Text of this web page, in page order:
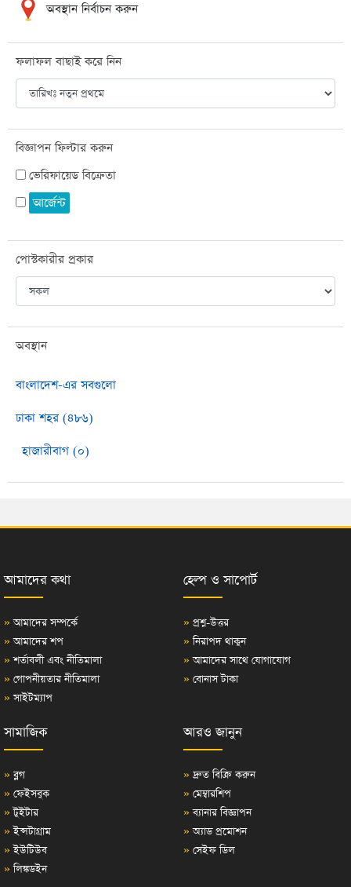
অবস্থান নির্বাচন করুন
ফলাফল বাছাই করে নিন
বিজ্ঞাপন ফিল্টার করুন
ভেরিফায়েড বিক্রেতা
আর্জেন্ট
পোস্টকারীর প্রকার
অবস্থান
বাংলাদেশ-এর সবগুলো
ঢাকা শহর (৪৮৬)
হাজারীবাগ (০)
আমাদের কথা
» আমাদের সম্পর্কে
» আমাদের শপ
» শর্তাবলী এবং নীতিমালা
» গোপনীয়তার নীতিমালা
» সাইটম্যাপ
হেল্প ও সাপোর্ট
» প্রশ্ন-উত্তর
» নিরাপদ থাকুন
» আমাদের সাথে যোগাযোগ
» বোনাস টাকা
সামাজিক
» ব্লগ
» ফেইসবুক
» টুইটার
» ইন্সটাগ্রাম
» ইউটিউব
» লিঙ্কডইন
আরও জানুন
» দ্রুত বিক্রি করুন
» মেম্বারশিপ
» ব্যানার বিজ্ঞাপন
» অ্যাড প্রমোশন
» সেইফ ডিল